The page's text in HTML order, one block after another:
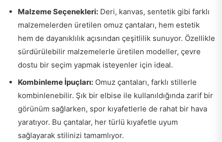
Malzeme Seçenekleri: Deri, kanvas, sentetik gibi farklı
malzemelerden üretilen omuz çantaları, hem estetik
hem de dayanıklılık açısından çeşitlilik sunuyor. Özellikle
sürdürülebilir malzemelerle üretilen modeller, çevre
dostu bir seçim yapmak isteyenler için ideal.
Kombinleme İpuçları: Omuz çantaları, farklı stillerle
kombinlenebilir. Şık bir elbise ile kullanıldığında zarif bir
görünüm sağlarken, spor kıyafetlerle de rahat bir hava
yaratıyor. Bu çantalar, her türlü kıyafetle uyum
sağlayarak stilinizi tamamlıyor.